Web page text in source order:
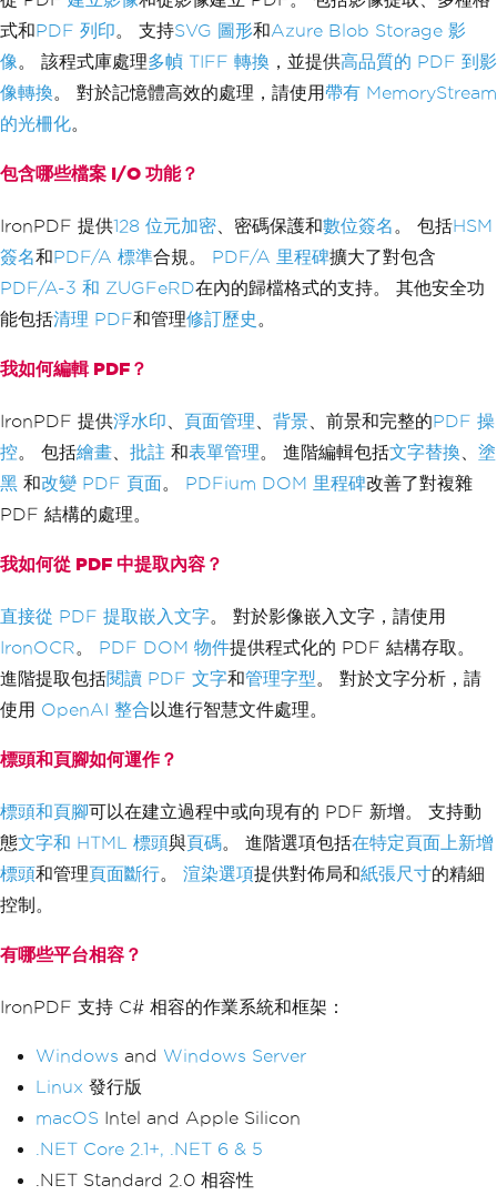
式和PDF 列印。 支持SVG 圖形和Azure Blob Storage 影
像。 該程式庫處理多幀 TIFF 轉換 ，並提供高品質的 PDF 到影
像轉換。 對於記憶體高效的處理，請使用帶有 MemoryStream
的光柵化。
包含哪些檔案 I/O 功能？
IronPDF 提供128 位元加密 、密碼保護和數位簽名 。 包括HSM
簽名和PDF/A 標準合規。 PDF/A 里程碑擴大了對包含
PDF/A-3 和 ZUGFeRD在內的歸檔格式的支持。 其他安全功
能包括清理 PDF和管理修訂歷史 。
我如何編輯 PDF？
IronPDF 提供浮水印 頁面管理 背景 、前景和完整的PDF 操
控。 包括繪畫 批註 和表單管理。 進階編輯包括文字替換
塗
黑 和改變 PDF 頁面。 PDFium DOM 里程碑改善了對複雜
PDF 結構的處理。
我如何從 PDF 中提取內容？
直接從 PDF 提取嵌入文字。 對於影像嵌入文字，請使用
IronOCR。 PDF DOM 物件提供程式化的 PDF 結構存取。
進階提取包括閱讀 PDF 文字和管理字型。 對於文字分析，請
使用 OpenAI 整合 以進行智慧文件處理。
標頭和頁腳如何運作？
標頭和頁腳可以在建立過程中或向現有的 PDF 新增。 支持動
態文字和 HTML 標頭與頁碼。 進階選項包括在特定頁面上新增
標頭和管理頁面斷行。 渲染選項提供對佈局和紙張尺寸的精細
控制。
有哪些平台相容？
IronPDF 支持 C# 相容的作業系統和框架：
Windows and Windows Server
Linux 發行版
macOS Intel and Apple Silicon
.NET Core 2.1+, .NET 6 & 5
.NET Standard 2.0 相容性